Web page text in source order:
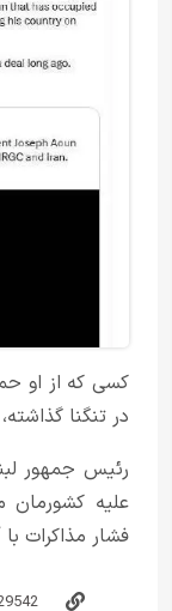
کسی که از او
در تنگنا
رئیس جمهور
علیه کشورمان
فشار مذاکرات